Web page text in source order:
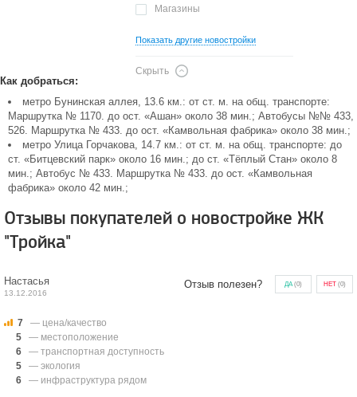
Магазины
Показать другие новостройки
Скрыть
Как добраться:
метро Бунинская аллея, 13.6 км.: от ст. м. на общ. транспорте:
Маршрутка № 1170. до ост. «Ашан» около 38 мин.; Автобусы №№ 433,
526. Маршрутка № 433. до ост. «Камвольная фабрика» около 38 мин.;
метро Улица Горчакова, 14.7 км.: от ст. м. на общ. транспорте: до
ст. «Битцевский парк» около 16 мин.; до ст. «Тёплый Стан» около 8
мин.; Автобус № 433. Маршрутка № 433. до ост. «Камвольная
фабрика» около 42 мин.;
Отзывы покупателей о новостройке ЖК
"Тройка"
Настасья
13.12.2016
Отзыв полезен? ДА(0) НЕТ (0)
7
— цена/качество
5
— местоположение
6
— транспортная доступность
5
— экология
6
— инфраструктура рядом